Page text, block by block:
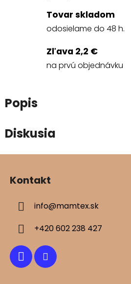
Tovar skladom
odosielame do 48 h.
Zľava 2,2 €
na prvú objednávku
Popis
Diskusia
Z
Kontakt
info@mamtex.sk
+420 602 238 427